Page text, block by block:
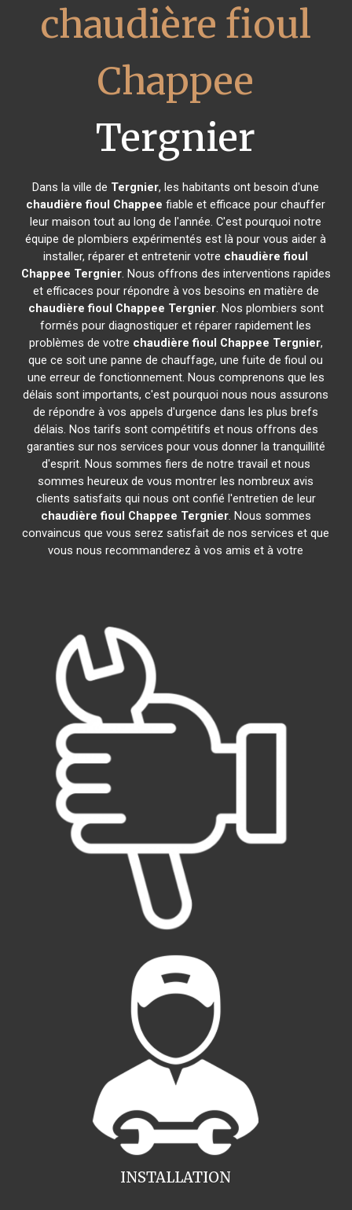
chaudière fioul
Chappee
Tergnier
Dans la ville de Tergnier, les habitants ont besoin d'une
chaudière fioul Chappee fiable et efficace pour chauffer
leur maison tout au long de l'année. C'est pourquoi notre
équipe de plombiers expérimentés est là pour vous aider à
installer, réparer et entretenir votre chaudière fioul
Chappee Tergnier. Nous offrons des interventions rapides
et efficaces pour répondre à vos besoins en matière de
chaudière fioul Chappee Tergnier. Nos plombiers sont
formés pour diagnostiquer et réparer rapidement les
problèmes de votre chaudière fioul Chappee Tergnier,
que ce soit une panne de chauffage, une fuite de fioul ou
une erreur de fonctionnement. Nous comprenons que les
délais sont importants, c'est pourquoi nous nous assurons
de répondre à vos appels d'urgence dans les plus brefs
délais. Nos tarifs sont compétitifs et nous offrons des
garanties sur nos services pour vous donner la tranquillité
d'esprit. Nous sommes fiers de notre travail et nous
sommes heureux de vous montrer les nombreux avis
clients satisfaits qui nous ont confié l'entretien de leur
chaudière fioul Chappee Tergnier. Nous sommes
convaincus que vous serez satisfait de nos services et que
vous nous recommanderez à vos amis et à votre
INSTALLATION